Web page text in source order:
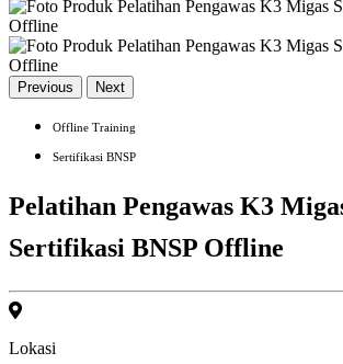
Previous Next
Offline Training
Sertifikasi BNSP
Pelatihan Pengawas K3
Sertifikasi BNSP Offline
Lokasi